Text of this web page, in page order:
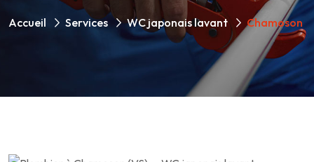
Accueil Services WC japonais lavant Chamoson